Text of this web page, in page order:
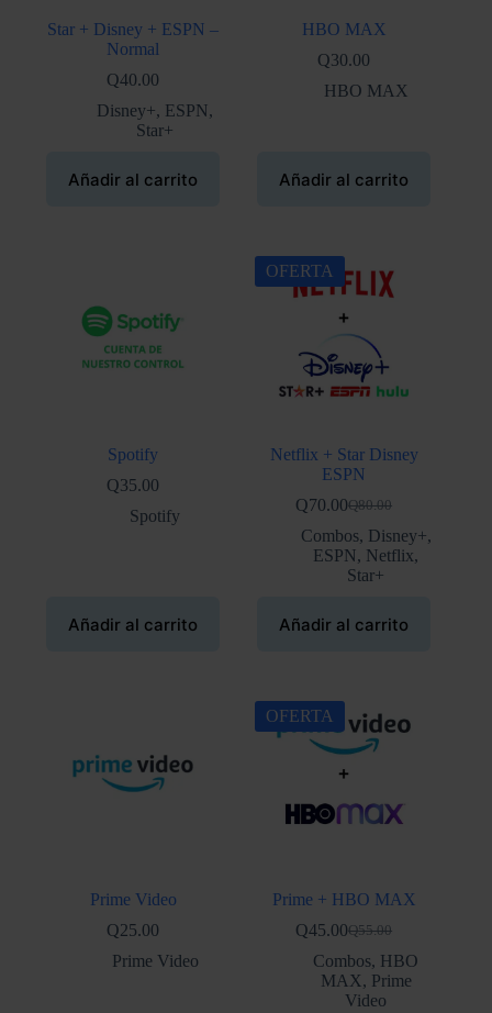
Star + Disney + ESPN –
Normal
Q40.00
Disney+, ESPN,
Star+
Añadir al carrito
HBO MAX
Q30.00
HBO MAX
Añadir al carrito
Spotify
Q35.00
Spotify
Añadir al carrito
OFERTA
Netflix + Star Disney
ESPN
Q80.00
El
precio
original
era:
Q70.00El
precio
actual
es:
Combos, Disney+,
ESPN, Netflix,
Star+
Añadir al carrito
Prime Video
Q25.00
Prime Video
OFERTA
Prime + HBO MAX
Q55.00
El
precio
original
era:
Q45.00El
precio
actual
es:
Combos, HBO
MAX, Prime
Video